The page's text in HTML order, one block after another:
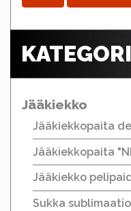
Jääkiekko
Jääkiekkopaita
Jääkiekkopaita
Jääkiekko
Sukka